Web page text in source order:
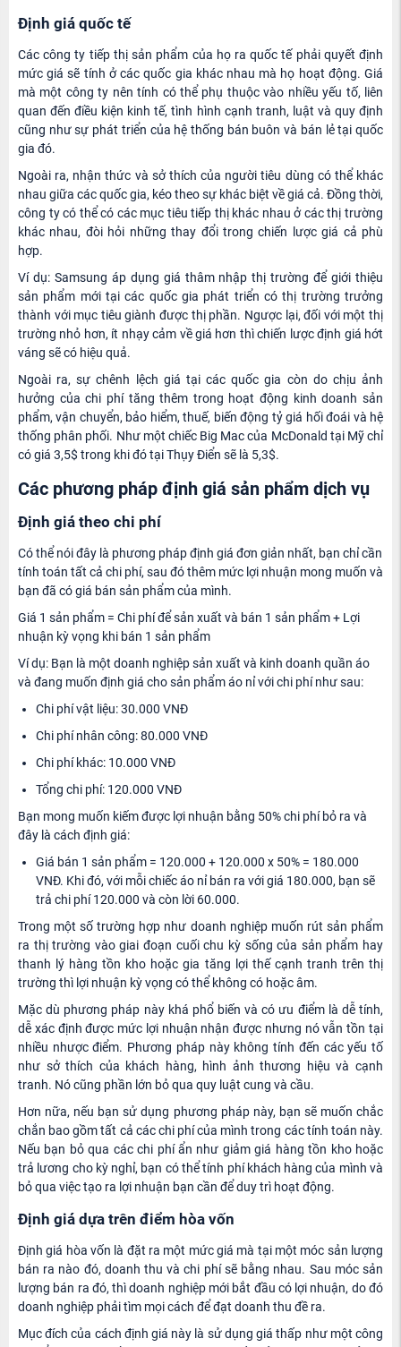
Định giá quốc tế
Các công ty tiếp thị sản phẩm của họ ra quốc tế phải quyết định
mức giá sẽ tính ở các quốc gia khác nhau mà họ hoạt động. Giá
mà một công ty nên tính có thể phụ thuộc vào nhiều yếu tố, liên
quan đến điều kiện kinh tế, tình hình cạnh tranh, luật và quy định
cũng như sự phát triển của hệ thống bán buôn và bán lẻ tại quốc
gia đó.
Ngoài ra, nhận thức và sở thích của người tiêu dùng có thể khác
nhau giữa các quốc gia, kéo theo sự khác biệt về giá cả. Đồng thời,
công ty có thể có các mục tiêu tiếp thị khác nhau ở các thị trường
khác nhau, đòi hỏi những thay đổi trong chiến lược giá cả phù
hợp.
Ví dụ: Samsung áp dụng giá thâm nhập thị trường để giới thiệu
sản phẩm mới tại các quốc gia phát triển có thị trường trưởng
thành với mục tiêu giành được thị phần. Ngược lại, đối với một thị
trường nhỏ hơn, ít nhạy cảm về giá hơn thì chiến lược định giá hớt
váng sẽ có hiệu quả.
Ngoài ra, sự chênh lệch giá tại các quốc gia còn do chịu ảnh
hưởng của chi phí tăng thêm trong hoạt động kinh doanh sản
phẩm, vận chuyển, bảo hiểm, thuế, biến động tỷ giá hối đoái và hệ
thống phân phối. Như một chiếc Big Mac của McDonald tại Mỹ chỉ
có giá 3,5$ trong khi đó tại Thụy Điển sẽ là 5,3$.
Các phương pháp định giá sản phẩm dịch vụ
Định giá theo chi phí
Có thể nói đây là phương pháp định giá đơn giản nhất, bạn chỉ cần
tính toán tất cả chi phí, sau đó thêm mức lợi nhuận mong muốn và
bạn đã có giá bán sản phẩm của mình.
Giá 1 sản phẩm = Chi phí để sản xuất và bán 1 sản phẩm + Lợi
nhuận kỳ vọng khi bán 1 sản phẩm
Ví dụ: Bạn là một doanh nghiệp sản xuất và kinh doanh quần áo
và đang muốn định giá cho sản phẩm áo nỉ với chi phí như sau:
Chi phí vật liệu: 30.000 VNĐ
Chi phí nhân công: 80.000 VNĐ
Chi phí khác: 10.000 VNĐ
Tổng chi phí: 120.000 VNĐ
Bạn mong muốn kiếm được lợi nhuận bằng 50% chi phí bỏ ra và
đây là cách định giá:
Giá bán 1 sản phẩm = 120.000 + 120.000 x 50% = 180.000
VNĐ. Khi đó, với mỗi chiếc áo nỉ bán ra với giá 180.000, bạn sẽ
trả chi phí 120.000 và còn lời 60.000.
Trong một số trường hợp như doanh nghiệp muốn rút sản phẩm
ra thị trường vào giai đoạn cuối chu kỳ sống của sản phẩm hay
thanh lý hàng tồn kho hoặc gia tăng lợi thế cạnh tranh trên thị
trường thì lợi nhuận kỳ vọng có thể không có hoặc âm.
Mặc dù phương pháp này khá phổ biến và có ưu điểm là dễ tính,
dễ xác định được mức lợi nhuận nhận được nhưng nó vẫn tồn tại
nhiều nhược điểm. Phương pháp này không tính đến các yếu tố
như sở thích của khách hàng, hình ảnh thương hiệu và cạnh
tranh. Nó cũng phần lớn bỏ qua quy luật cung và cầu.
Hơn nữa, nếu bạn sử dụng phương pháp này, bạn sẽ muốn chắc
chắn bao gồm tất cả các chi phí của mình trong các tính toán này.
Nếu bạn bỏ qua các chi phí ẩn như giảm giá hàng tồn kho hoặc
trả lương cho kỳ nghỉ, bạn có thể tính phí khách hàng của mình và
bỏ qua việc tạo ra lợi nhuận bạn cần để duy trì hoạt động.
Định giá dựa trên điểm hòa vốn
Định giá hòa vốn là đặt ra một mức giá mà tại một móc sản lượng
bán ra nào đó, doanh thu và chi phí sẽ bằng nhau. Sau móc sản
lượng bán ra đó, thì doanh nghiệp mới bắt đầu có lợi nhuận, do đó
doanh nghiệp phải tìm mọi cách để đạt doanh thu đề ra.
Mục đích của cách định giá này là sử dụng giá thấp như một công